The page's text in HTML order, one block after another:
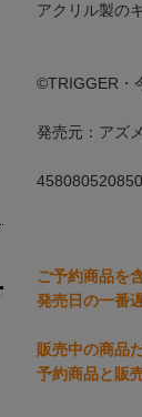
アクリル製の
©TRIGGER・
発売元：アズ
ご予約商品を
発売日の一番
販売中の商品
予約商品と販